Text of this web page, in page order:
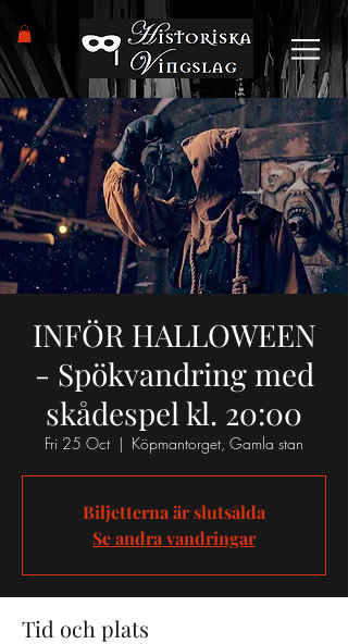
INFÖR HALLOWEEN
- Spökvandring med
skådespel kl. 20:00
Fri 25 Oct
  |
Köpmantorget, Gamla stan
Biljetterna är slutsålda
Se andra vandringar
Tid och plats